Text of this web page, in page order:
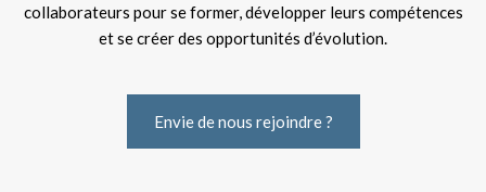
collaborateurs pour se former, développer leurs compétences
et se créer des opportunités d’évolution.
Envie de nous rejoindre ?